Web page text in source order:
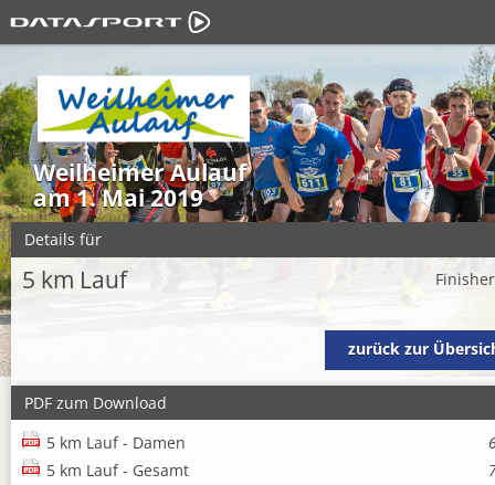
Weilheimer Aulauf
am 1. Mai 2019
Details für
5 km Lauf
zurück zur
PDF zum Download
5 km Lauf - Damen
5 km Lauf - Gesamt